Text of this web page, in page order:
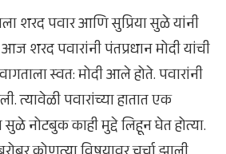
शरद पवार आणि सुप्रिया सुळे यांनी
शरद पवारांनी पंतप्रधान मोदी यांची
स्वत: मोदी आले होते. पवारांनी
त्यावेळी पवारांच्या हातात एक
सुळे नोटबुक काही मुद्दे लिहून घेत होत्या.